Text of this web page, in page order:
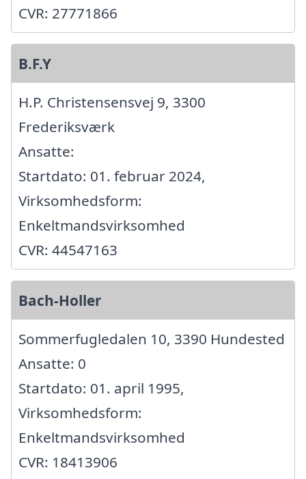
CVR: 27771866
B.F.Y
H.P. Christensensvej 9, 3300
Frederiksværk
Ansatte:
Startdato: 01. februar 2024,
Virksomhedsform:
Enkeltmandsvirksomhed
CVR: 44547163
Bach-Holler
Sommerfugledalen 10, 3390 Hundested
Ansatte: 0
Startdato: 01. april 1995,
Virksomhedsform:
Enkeltmandsvirksomhed
CVR: 18413906